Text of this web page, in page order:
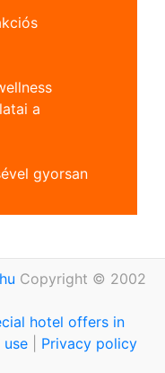
a
gyorsan
Copyright © 2002
hotel offers in
Privacy policy